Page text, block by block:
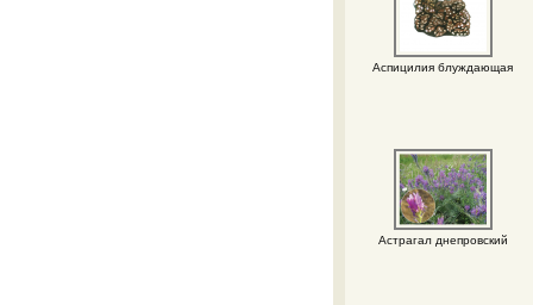
Аспицилия блуждающая
Астрагал днепровский